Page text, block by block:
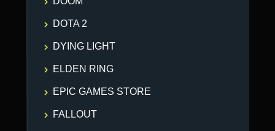
DOTA 2
DYING LIGHT
ELDEN RING
EPIC GAMES STORE
FALLOUT